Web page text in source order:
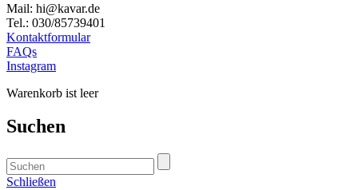
Mail: hi@kavar.de
Tel.: 030/85739401
Kontaktformular
FAQs
Instagram
Warenkorb ist leer
Suchen
Schließen